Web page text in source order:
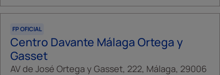
FP OFICIAL
Centro Davante Málaga Ortega y
Gasset
AV de José Ortega y Gasset, 222, Málaga, 29006